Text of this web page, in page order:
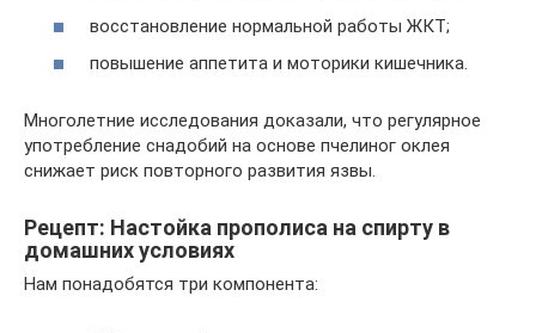
восстановление нормальной работы ЖКТ;
повышение аппетита и моторики кишечника.
Многолетние исследования доказали, что регулярное
употребление снадобий на основе пчелиног оклея
снижает риск повторного развития язвы.
Рецепт: Настойка прополиса на спирту в
домашних условиях
Нам понадобятся три компонента: